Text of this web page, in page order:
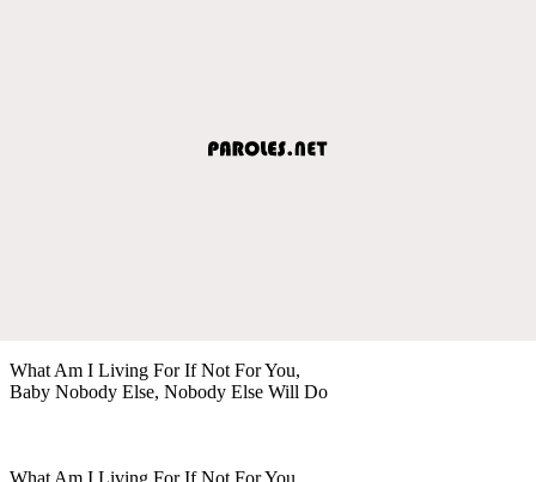
What Am I Living For If Not For You,
Baby Nobody Else, Nobody Else Will Do
What Am I Living For If Not For You,